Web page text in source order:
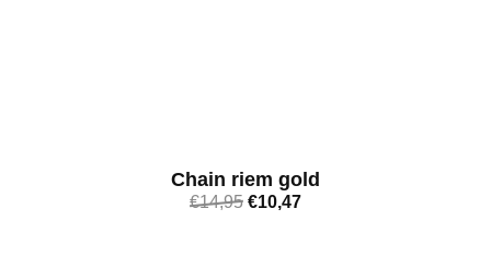
Chain riem gold
€14,95 €10,47